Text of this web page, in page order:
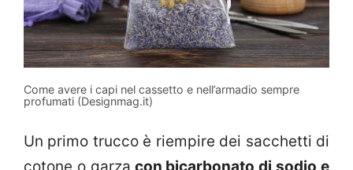
Come avere i capi nel cassetto e nell’armadio sempre
profumati (Designmag.it)
Un primo trucco è riempire dei sacchetti di